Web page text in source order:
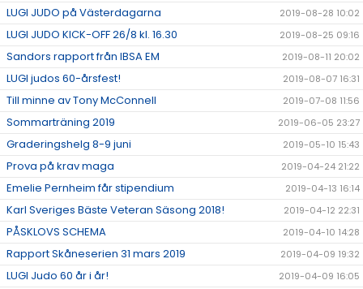
LUGI JUDO på Västerdagarna 2019-08-28 10:02
LUGI JUDO KICK-OFF 26/8 kl. 16.30 2019-08-25 09:16
Sandors rapport från IBSA EM 2019-08-11 20:02
LUGI judos 60-årsfest! 2019-08-07 16:31
Till minne av Tony McConnell 2019-07-08 11:56
Sommarträning 2019 2019-06-05 23:27
Graderingshelg 8-9 juni 2019-05-10 15:43
Prova på krav maga 2019-04-24 21:22
Emelie Pernheim får stipendium 2019-04-13 16:14
Karl Sveriges Bäste Veteran Säsong 2018! 2019-04-12 22:31
PÅSKLOVS SCHEMA 2019-04-10 14:28
Rapport Skåneserien 31 mars 2019 2019-04-09 19:32
LUGI Judo 60 år i år! 2019-04-09 16:05